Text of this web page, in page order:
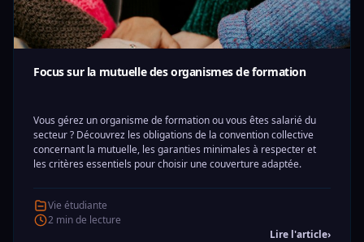
Focus sur la mutuelle des organismes de formation
Vous gérez un organisme de formation ou vous êtes salarié du
secteur ? Découvrez les obligations de la convention collective
concernant la mutuelle, les garanties minimales à respecter et
les critères essentiels pour choisir une couverture adaptée.
Vie étudiante
2 min de lecture
Lire l'article›